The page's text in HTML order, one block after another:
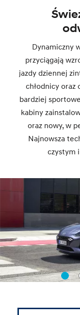
Dynamiczny
przyciągają
jazdy dziennej
chłodnicy oraz
bardziej
kabiny
oraz nowy, w
Najnowsza
czystym